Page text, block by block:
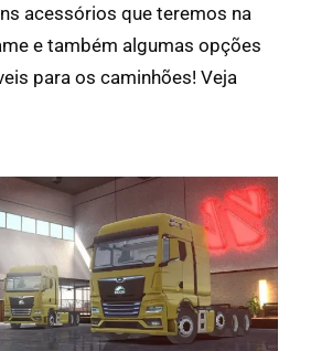
acessórios que teremos na
e também algumas opções
para os caminhões! Veja